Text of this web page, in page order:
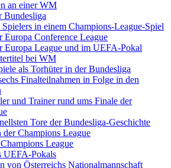
an einer WM
Bundesliga
in einem Champions-League-Spiel
Europa Conference League
Europa League und im UEFA-Pokal
bei WM
als Torhüter in der Bundesliga
Finalteilnahmen in Folge in den
und Trainer rund ums Finale der
Tore der Bundesliga-Geschichte
der Champions League
League
UEFA-Pokals
von Österreichs Nationalmannschaft